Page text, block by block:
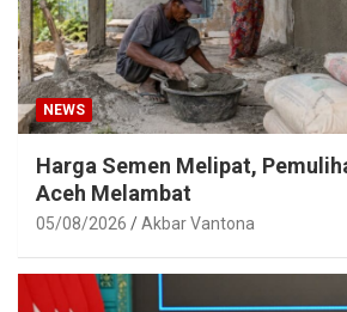
NEWS
Harga Semen Melipat,
Aceh Melambat
05/08/2026 Akbar Vantona